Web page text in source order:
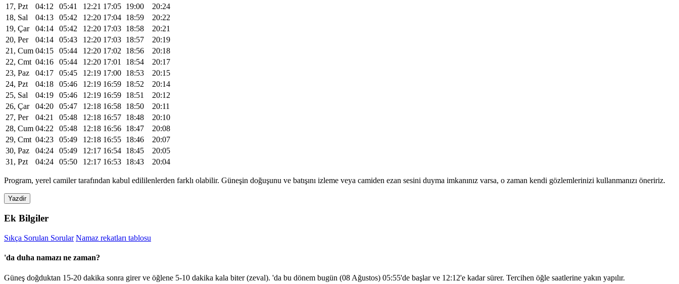
17, Pzt
04:12 05:41 12:21 17:05 19:00
20:24
18, Sal
04:13 05:42 12:20 17:04 18:59
20:22
19, Çar
04:14 05:42 12:20 17:03 18:58
20:21
20, Per
04:14 05:43 12:20 17:03 18:57
20:19
21, Cum 04:15 05:44 12:20 17:02 18:56
20:18
22, Cmt 04:16 05:44 12:20 17:01 18:54
20:17
23, Paz
04:17 05:45 12:19 17:00 18:53
20:15
24, Pzt
04:18 05:46 12:19 16:59 18:52
20:14
25, Sal
04:19 05:46 12:19 16:59 18:51
20:12
26, Çar
04:20 05:47 12:18 16:58 18:50
20:11
27, Per
04:21 05:48 12:18 16:57 18:48
20:10
28, Cum 04:22 05:48 12:18 16:56 18:47
20:08
29, Cmt 04:23 05:49 12:18 16:55 18:46
20:07
30, Paz
04:24 05:49 12:17 16:54 18:45
20:05
31, Pzt
04:24 05:50 12:17 16:53 18:43 20:04
Program, yerel camiler tarafından kabul edililenlerden farklı olabilir. Güneşin doğuşunu ve batışını izleme veya camiden ezan sesini duyma imkanınız varsa, o zaman kendi gözlemlerinizi kullanmanızı öneririz.
Yazdir
Ek Bilgiler
Sıkça Sorulan Sorular Namaz rekatları tablosu
'da duha namazı ne zaman?
Güneş doğduktan 15-20 dakika sonra girer ve öğlene 5-10 dakika kala biter (zeval). 'da bu dönem bugün (08 Ağustos) 05:55'de başlar ve 12:12'e kadar sürer. Tercihen öğle saatlerine yakın yapılır.